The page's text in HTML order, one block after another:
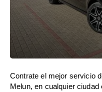
Contrate el mejor servicio
Melun, en cualquier ciudad